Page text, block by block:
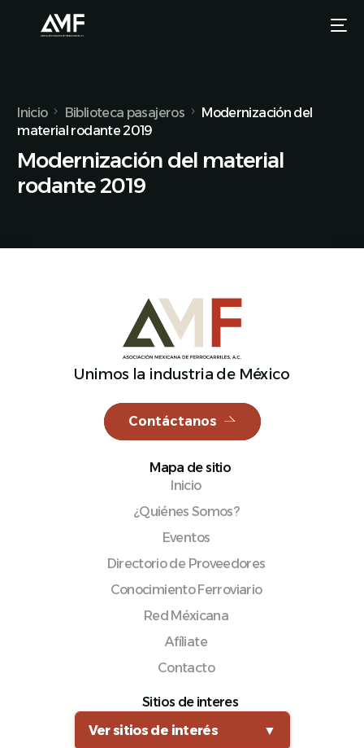
Inicio Biblioteca pasajeros
Modernización del
material rodante 2019
Modernización del material
rodante 2019
Unimos la industria de México
Contáctanos
Mapa de sitio
Inicio
¿Quiénes Somos?
Eventos
Directorio de Proveedores
Conocimiento Ferroviario
Red Méxicana
Afíliate
Contacto
Sitios de interes
Ver sitios de interés
▼